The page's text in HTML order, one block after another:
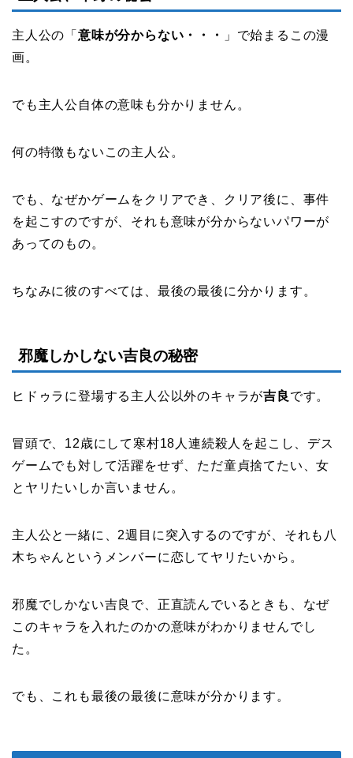
主人公の「 意味が分からない・・・
」で始まるこの漫
画。
でも主人公自体の意味も分かりません。
何の特徴もないこの主人公。
でも、なぜかゲームをクリアでき、クリア後に、事件
を起こすのですが、それも意味が分からないパワーが
あってのもの。
ちなみに彼のすべては、最後の最後に分かります。
邪魔しかしない吉良の秘密
ヒドゥラに登場する主人公以外のキャラが吉良 です。
冒頭で、12歳にして寒村18人連続殺人を起こし、デス
ゲームでも対して活躍をせず、ただ童貞捨てたい、女
とヤリたいしか言いません。
主人公と一緒に、2週目に突入するのですが、それも八
木ちゃんというメンバーに恋してヤリたいから。
邪魔でしかない吉良で、正直読んでいるときも、なぜ
このキャラを入れたのかの意味がわかりませんでし
た。
でも、これも最後の最後に意味が分かります。